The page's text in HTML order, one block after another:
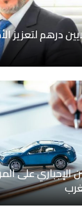
بـ205,9 ملايين درهم
الإجباري على